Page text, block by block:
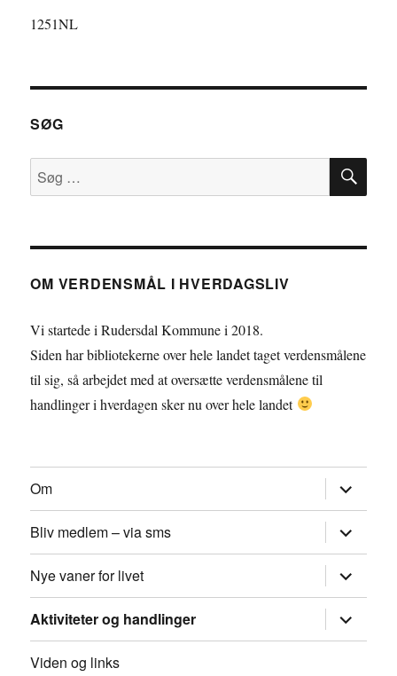
1251NL
SØG
Søg
efter:
OM VERDENSMÅL I HVERDAGSLIV
Vi startede i Rudersdal Kommune i 2018.
Siden har bibliotekerne over hele landet taget verdensmålene
til sig, så arbejdet med at oversætte verdensmålene til
handlinger i hverdagen sker nu over hele landet
Om udvid
Bliv medlem – via sms
udvid
Nye vaner for livet
udvid
Aktiviteter og handlinger
udvid
Viden og links